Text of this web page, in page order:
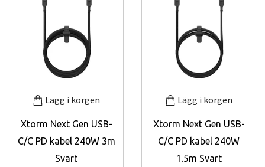
Lägg i korgen
Xtorm Next Gen USB-
C/C PD kabel 240W 3m
Svart
Lägg i korgen
Xtorm Next Gen USB-
C/C PD kabel 240W
1.5m Svart